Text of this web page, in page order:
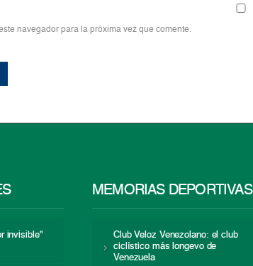
navegador para la próxima vez que comente.
invisible”
MEMORIAS DEPORTIVAS
Club Veloz Venezolano: el club
ciclístico más longevo de
Venezuela